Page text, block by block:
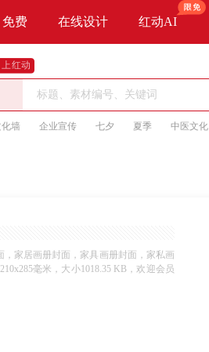
免费 在线设计 红动AI
红动
墙 企业宣传 七夕 夏季 中医文化
家居画册封面，家具画册封面，家私画
毫米，大小1018.35 KB，欢迎会员